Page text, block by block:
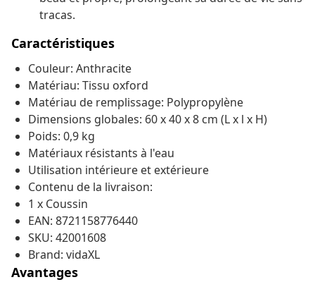
tracas.
Caractéristiques
Couleur: Anthracite
Matériau: Tissu oxford
Matériau de remplissage: Polypropylène
Dimensions globales: 60 x 40 x 8 cm (L x l x H)
Poids: 0,9 kg
Matériaux résistants à l'eau
Utilisation intérieure et extérieure
Contenu de la livraison:
1 x Coussin
EAN: 8721158776440
SKU: 42001608
Brand: vidaXL
Avantages